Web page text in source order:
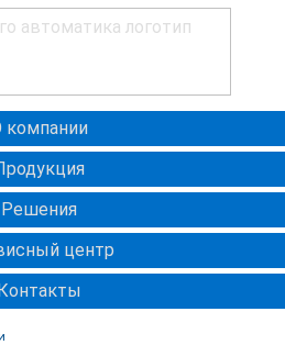
компании
Решения
центр